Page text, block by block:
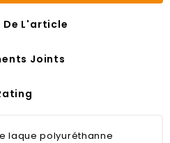
De L'article
Joints
laque polyuréthanne